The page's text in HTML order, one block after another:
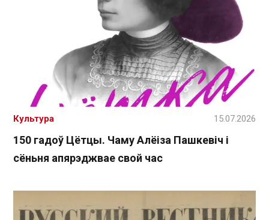
150 гадоў Цётцы. Чаму Алёіза Пашкевіч і
сёньня апярэджвае свой час
Культура 15.07.2026